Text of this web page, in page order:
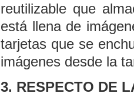
reutilizable que
está llena de
tarjetas que se
imágenes desde la
3. RESPECTO DE